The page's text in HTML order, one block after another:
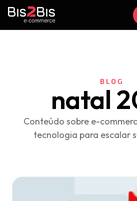
BLOG
natal
Conteúdo sobre e-
tecnologia para escalar